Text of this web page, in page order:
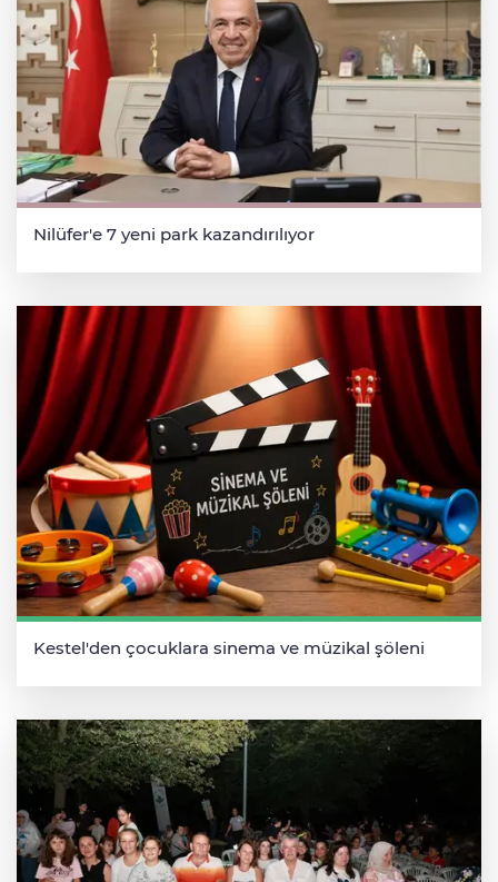
Nilüfer'e 7 yeni park kazandırılıyor
Kestel'den çocuklara sinema ve müzikal şöleni